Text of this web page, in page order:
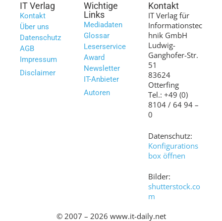
IT Verlag
Kontakt
Über uns
Datenschutz
AGB
Impressum
Disclaimer
Wichtige
Links
Mediadaten
Glossar
Leserservice
Award
Newsletter
IT-Anbieter
Autoren
Kontakt
IT Verlag für
Informationstec
hnik GmbH
Ludwig-
Ganghofer-Str.
51
83624
Otterfing
Tel.: +49 (0)
8104 / 64 94 –
0
Datenschutz:
Konfigurations
box öffnen
Bilder:
shutterstock.co
m
© 2007 – 2026 www.it-daily.net